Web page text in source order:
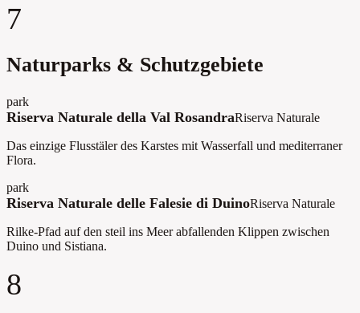
7
Naturparks & Schutzgebiete
park
Riserva Naturale della Val RosandraRiserva Naturale
Das einzige Flusstäler des Karstes mit Wasserfall und mediterraner
Flora.
park
Riserva Naturale delle Falesie di DuinoRiserva Naturale
Rilke-Pfad auf den steil ins Meer abfallenden Klippen zwischen
Duino und Sistiana.
8